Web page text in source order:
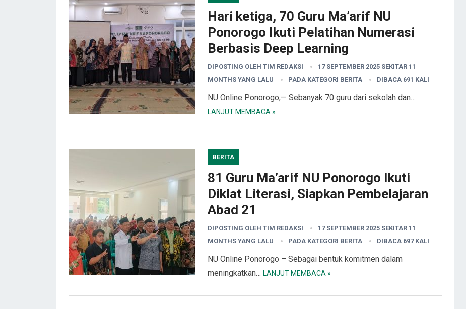
Hari ketiga, 70 Guru Ma’arif NU
Ponorogo Ikuti Pelatihan Numerasi
Berbasis Deep Learning
DIPOSTING OLEH TIM REDAKSI
17 SEPTEMBER 2025 SEKITAR 11
MONTHS YANG LALU
PADA KATEGORI BERITA DIBACA 691 KALI
NU Online Ponorogo,— Sebanyak 70 guru dari sekolah dan…
LANJUT MEMBACA »
BERITA
81 Guru Ma’arif NU Ponorogo Ikuti
Diklat Literasi, Siapkan Pembelajaran
Abad 21
DIPOSTING OLEH TIM REDAKSI
17 SEPTEMBER 2025 SEKITAR 11
MONTHS YANG LALU
PADA KATEGORI BERITA DIBACA 697 KALI
NU Online Ponorogo – Sebagai bentuk komitmen dalam
meningkatkan… LANJUT MEMBACA »